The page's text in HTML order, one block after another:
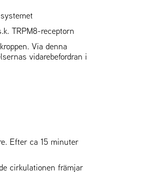
TRPM8-receptorn
Via denna
vidarebefordran i
Efter ca 15 minuter
cirkulationen främjar